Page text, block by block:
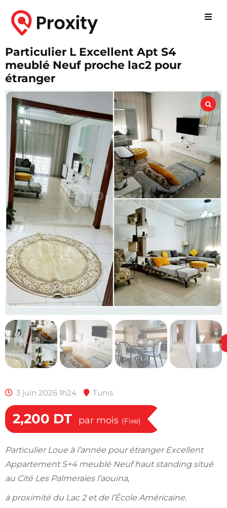
Particulier L Excellent Apt S4
meublé Neuf proche lac2 pour
étranger
3 juin 2026 1h24 Tunis
2,200 DT par mois (Fixe)
Particulier Loue à l’année pour étranger Excellent
Appartement S+4 meublé Neuf haut standing situé
au Cité Les Palmeraies l’aouina,
à proximité du Lac 2 et de l’École Américaine.